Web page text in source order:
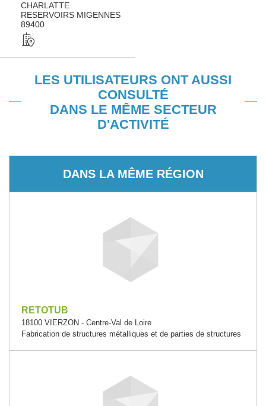
CHARLATTE
RESERVOIRS MIGENNES
89400
LES UTILISATEURS ONT AUSSI
CONSULTÉ
DANS LE MÊME SECTEUR
D'ACTIVITÉ
DANS LA MÊME RÉGION
RETOTUB
18100 VIERZON - Centre-Val de Loire
Fabrication de structures métalliques et de parties de structures